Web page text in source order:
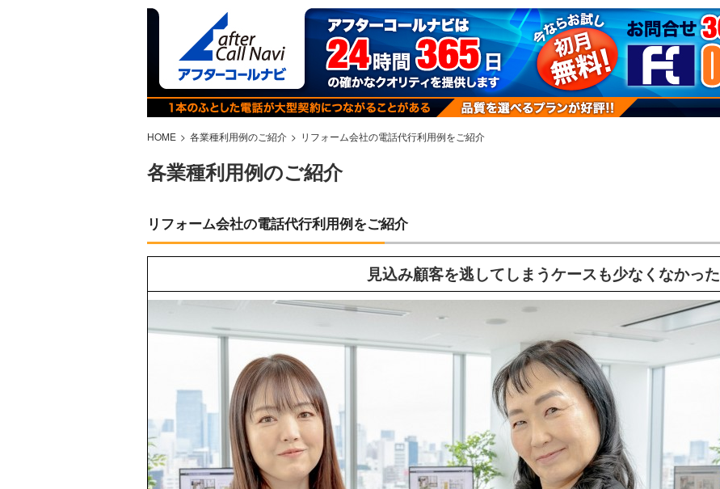
HOME 各業種利用例のご紹介 リフォーム会社の電話代行利用例をご紹介
各業種利用例のご紹介
リフォーム会社の電話代行利用例をご紹介
見込み顧客を逃してしまうケースも少なくなかった